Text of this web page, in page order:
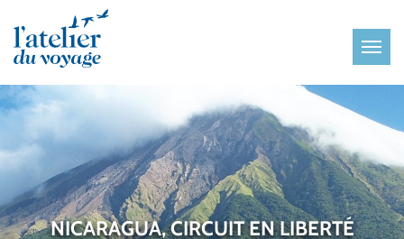
NICARAGUA, CIRCUIT EN LIBERTÉ
Panneau de gestion des cookies